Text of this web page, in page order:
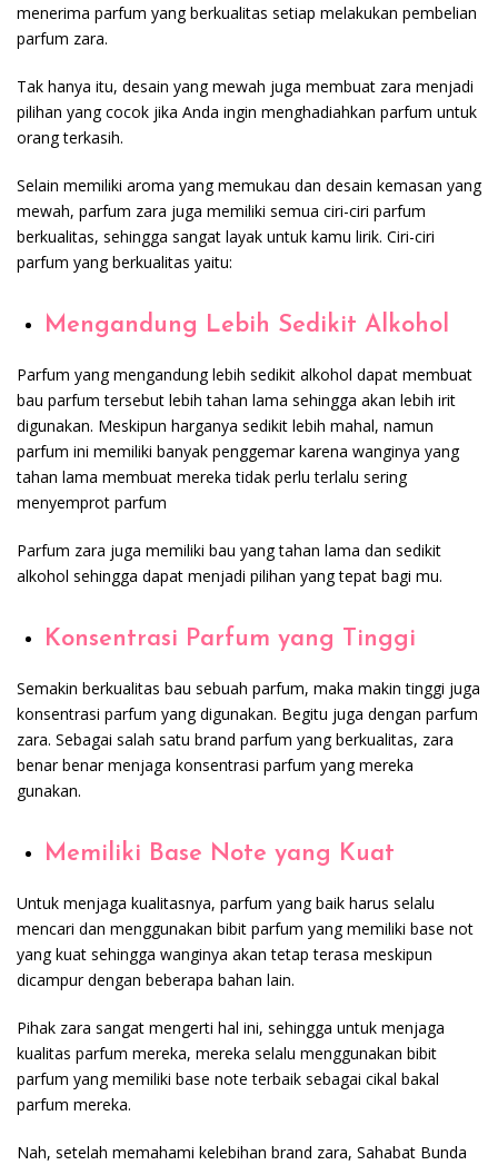
menerima parfum yang berkualitas setiap melakukan pembelian
parfum zara.
Tak hanya itu, desain yang mewah juga membuat zara menjadi
pilihan yang cocok jika Anda ingin menghadiahkan parfum untuk
orang terkasih.
Selain memiliki aroma yang memukau dan desain kemasan yang
mewah, parfum zara juga memiliki semua ciri-ciri parfum
berkualitas, sehingga sangat layak untuk kamu lirik. Ciri-ciri
parfum yang berkualitas yaitu:
Mengandung Lebih Sedikit Alkohol
Parfum yang mengandung lebih sedikit alkohol dapat membuat
bau parfum tersebut lebih tahan lama sehingga akan lebih irit
digunakan. Meskipun harganya sedikit lebih mahal, namun
parfum ini memiliki banyak penggemar karena wanginya yang
tahan lama membuat mereka tidak perlu terlalu sering
menyemprot parfum
Parfum zara juga memiliki bau yang tahan lama dan sedikit
alkohol sehingga dapat menjadi pilihan yang tepat bagi mu.
Konsentrasi Parfum yang Tinggi
Semakin berkualitas bau sebuah parfum, maka makin tinggi juga
konsentrasi parfum yang digunakan. Begitu juga dengan parfum
zara. Sebagai salah satu brand parfum yang berkualitas, zara
benar benar menjaga konsentrasi parfum yang mereka
gunakan.
Memiliki Base Note yang Kuat
Untuk menjaga kualitasnya, parfum yang baik harus selalu
mencari dan menggunakan bibit parfum yang memiliki base not
yang kuat sehingga wanginya akan tetap terasa meskipun
dicampur dengan beberapa bahan lain.
Pihak zara sangat mengerti hal ini, sehingga untuk menjaga
kualitas parfum mereka, mereka selalu menggunakan bibit
parfum yang memiliki base note terbaik sebagai cikal bakal
parfum mereka.
Nah, setelah memahami kelebihan brand zara, Sahabat Bunda